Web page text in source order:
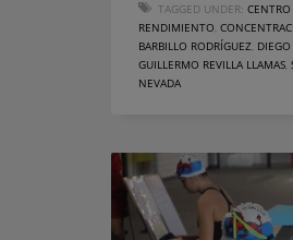
TAGGED UNDER:
RENDIMIENTO,
BARBILLO RODRÍGUEZ,
GUILLERMO REVILLA LLAMAS,
NEVADA